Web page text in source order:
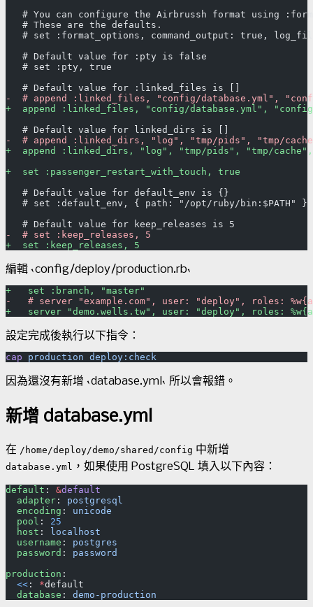
# You can configure the Airbrussh format using
   # These are the defaults.
# set :format_options, command_output: true,
   # Default value for :pty is false
   # set :pty, true
   # Default value for :linked_files is []
-  # append :linked_files, "config/database.yml",
+  append :linked_files, "config/database.yml",
   # Default value for linked_dirs is []
-  # append :linked_dirs, "log", "tmp/pids", "tmp/
+  append :linked_dirs, "log", "tmp/pids", "tmp/
+  set :passenger_restart_with_touch, true
   # Default value for default_env is {}
   # set :default_env, { path: "/opt/ruby/bin:$PATH" }
   # Default value for keep_releases is 5
-  # set :keep_releases, 5
編輯 `config/deploy/production.rb`
+   set :branch, "master"
-   # server "example.com", user: "deploy", roles:
設定完成後執行以下指令：
cap production
因為還沒有新增 `database.yml` 所以會報錯。
新增 database.yml
在 /home/deploy/demo/shared/config 中新增
database.yml ，如果使用 PostgreSQL 填入以下內容：
default : &default
  adapter
: postgresql
  encoding
: unicode
  pool
: 25
  host
:
localhost
  username
: postgres
  password
: password
production :
  <<
: *default
  database
: demo-production